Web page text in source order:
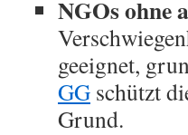
NGOs ohne
geeignet,
GG schützt
Grund.